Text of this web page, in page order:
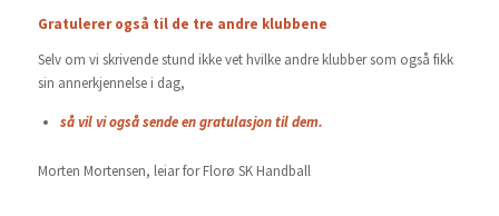
Gratulerer også til de tre andre klubbene
Selv om vi skrivende stund ikke vet hvilke andre klubber som også fikk
sin annerkjennelse i dag,
så vil vi også sende en gratulasjon til dem.
Morten Mortensen, leiar for Florø SK Handball